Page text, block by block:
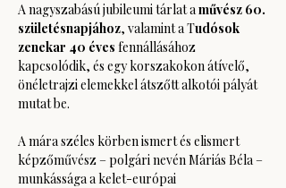
A nagyszabású jubileumi tárlat a művész 60.
születésnapjához, valamint a Tudósok
zenekar 40 éves fennállásához
kapcsolódik, és egy korszakokon átívelő,
önéletrajzi elemekkel átszőtt alkotói pályát
mutat be.
A mára széles körben ismert és elismert
képzőművész – polgári nevén Máriás Béla –
munkássága a kelet-európai